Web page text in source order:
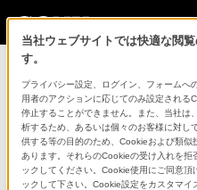
コンス
プロフェッショナ
するサポート・お
当社ウェブサイトでは快適な閲
す。
プライバシー設定、ログイン、フォームへ
用者のアクションに応じてのみ設定される
停止することができません。また、当社は
析するため、あるいは個々のお客様に対し
供する等の目的のため、Cookieおよび類
あります。それらのCookieの受け入れを
ックしてください。Cookie使用にご同意
ックして下さい。Cookie設定をカスタマ